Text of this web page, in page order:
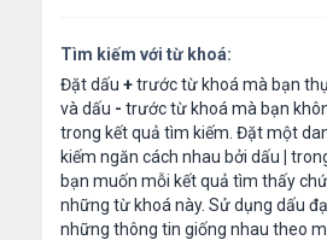
Tìm kiếm với từ khoá:
Đặt dấu +trước từ khoá mà bạn
và dấu - trước từ khoá mà bạn
trong kết quả tìm kiếm. Đặt một
kiếm ngăn cách nhau bởi dấu
bạn muốn mỗi kết quả tìm thấy
những từ khoá này. Sử dụng dấu
những thông tin giống nhau theo